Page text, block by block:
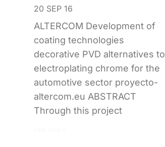
20 SEP 16
ALTERCOM Development of
coating technologies
decorative PVD alternatives to
electroplating chrome for the
automotive sector proyecto-
altercom.eu ABSTRACT
Through this project